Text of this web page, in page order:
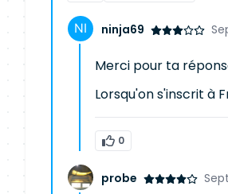
ninja69
Merci pour ta
Lorsqu'on s'inscrit à
0
probe